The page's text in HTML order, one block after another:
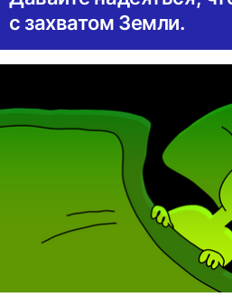
с захватом Земли.